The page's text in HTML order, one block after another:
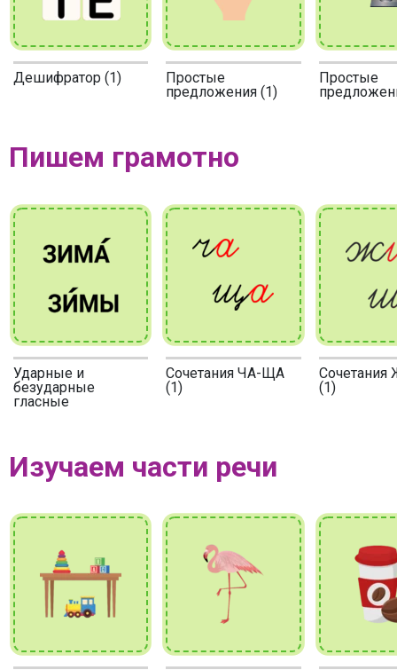
Дешифратор (1)
Простые
предложения (1)
Простые
Пишем грамотно
Ударные и
безударные
гласные
Сочетания ЧА-ЩА
(1)
(1)
Изучаем части речи